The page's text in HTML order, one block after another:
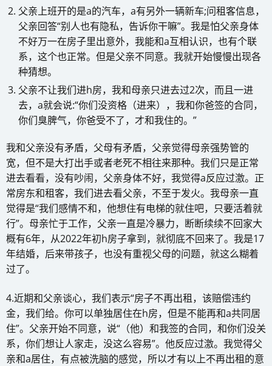
父亲上班开的是a的汽车，a有另外一辆新车;问租客信息，
父亲回答“别人也有隐私，告诉你干嘛”。我是怕父亲身体
不好万一在房子里出意外，我能和a互相认识，也有个联
系，这个也正常。但是父亲不同意。我就开始慢慢出现各
种猜想。
父亲不让我们进h房，我和母亲只进去过2次，而且一进
去，a就会说:“你们没资格（进来），我和你爸签的合同，
你们臭脾气，你爸受不了，才和我住的。”
我和父亲没有矛盾，父母有矛盾，父亲觉得母亲强势管的
宽，但不是大打出手或者老死不相往来那种。我们只是正常
进去看看，没有吵闹，父亲身体不好，我觉得a反应过激。正
常房东和租客，我们进去看父亲，不至于发火。我母亲一直
觉得是“我们感情不和，他想住有电梯的就住吧，只要活着就
行”。母亲忙于工作，父亲一直是冷暴力，断断续续不回家大
概有6年，从2022年初h房子拿到，就彻底不回来了。我是17
年结婚，后来带孩子，也没有重视父母的问题，就这么糊着
过了。
4.近期和父亲谈心，我们表示“房子不再出租，该赔偿违约
金，我们给。你可以单独居住在h房，但是不能再和a共同居
住”。父亲开始不同意，说“（他）和我签的合同，和你们没关
系，你们想让人家走，没这么容易”。他反应过激。我觉得父
亲和a居住，有点被洗脑的感觉，所以才有以上不再出租的意